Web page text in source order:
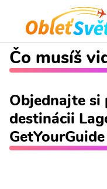
Čo musíš
Objednajte si
destinácii
GetYourGuide